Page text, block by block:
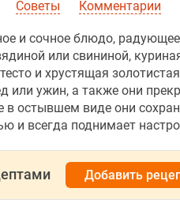
Советы Комментарии
и сочное блюдо,
или свининой,
и хрустящая
или ужин, а также они
остывшем виде они
и всегда поднимает
Добавить